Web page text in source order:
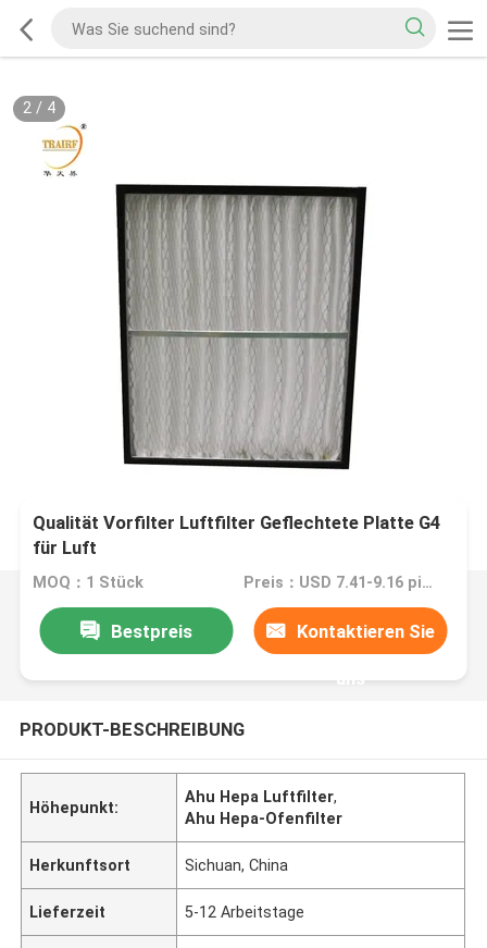
2/ 4
Qualität Vorfilter Luftfilter Geflechtete Platte G4
für Luft
MOQ：1 Stück Preis：USD 7.41-9.16 piece
Bestpreis Kontaktieren Sie
uns
PRODUKT-BESCHREIBUNG
Höhepunkt:
Ahu Hepa Luftfilter,
Ahu Hepa-Ofenfilter
Herkunftsort Sichuan, China
Lieferzeit 5-12 Arbeitstage